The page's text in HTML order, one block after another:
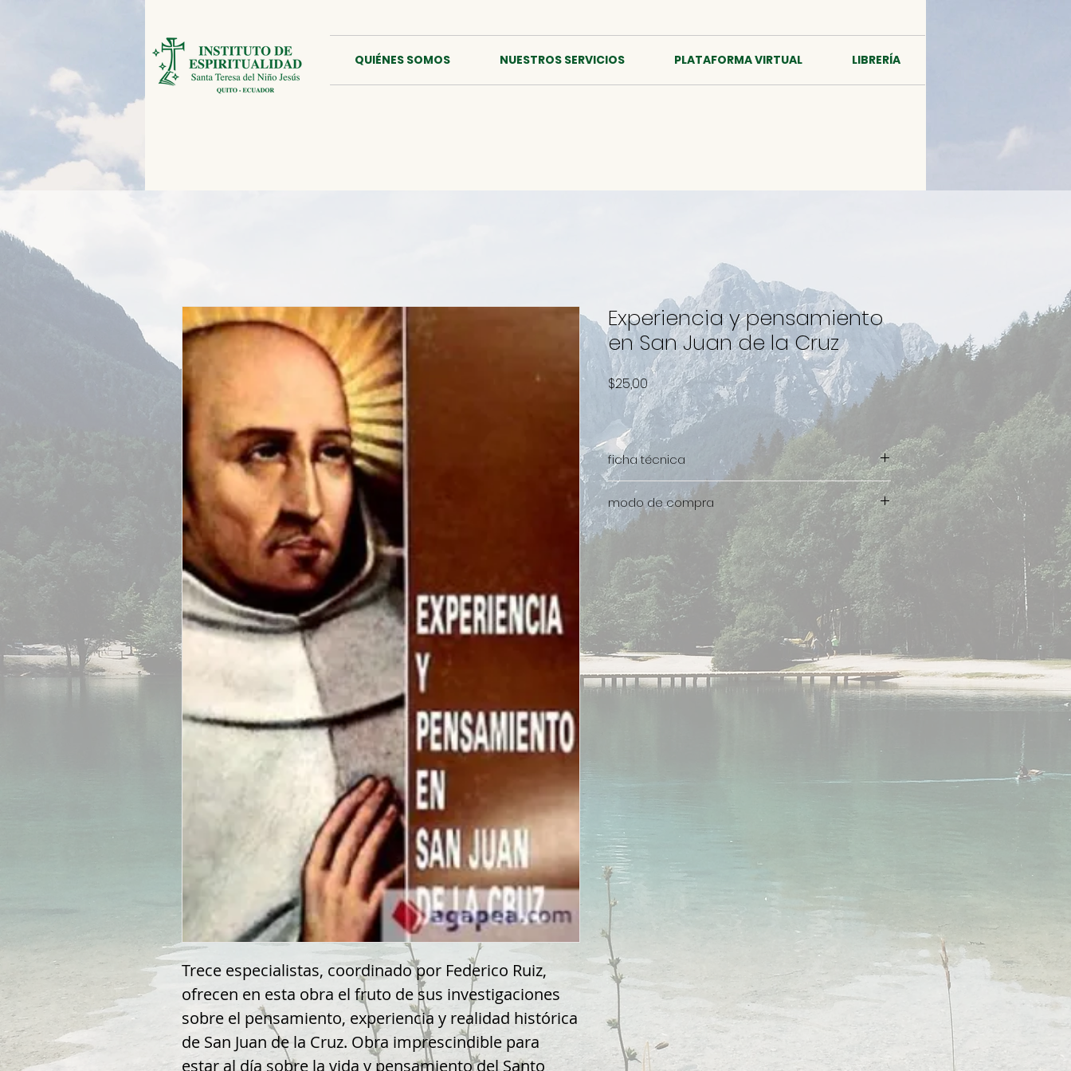
QUIÉNES SOMOS NUESTROS SERVICIOS PLATAFORMA VIRTUAL LIBRERÍA
Trece especialistas, coordinado por Federico Ruiz,
ofrecen en esta obra el fruto de sus investigaciones
sobre el pensamiento, experiencia y realidad histórica
de San Juan de la Cruz. Obra imprescindible para
estar al día sobre la vida y pensamiento del Santo
Experiencia y pensamiento
en San Juan de la Cruz
$25,00Precio
ficha técnica
ISBN: 9788470682032
modo de compra
Para adquirir este producto,
comunicarse al WhatsApp:
0981314141
o al correo electronico:
institutosatere@hotmail.com